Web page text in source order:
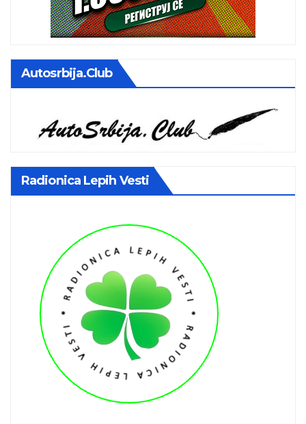
Autosrbija.club
Radionica Lepih Vesti